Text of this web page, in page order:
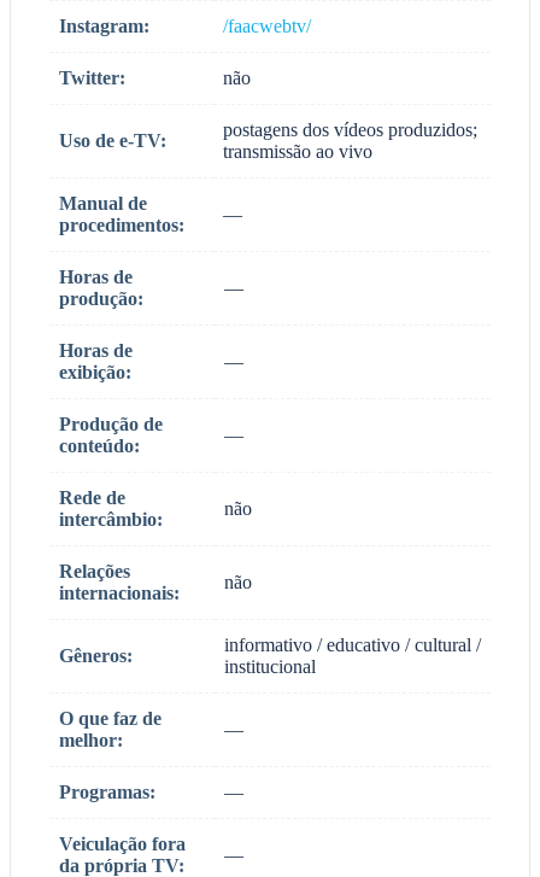
Instagram: /faacwebtv/
Twitter: não
Uso de e-TV:
postagens dos vídeos produzidos;
transmissão ao vivo
Manual de
procedimentos:
—
Horas de
produção:
—
Horas de
exibição:
—
Produção de
conteúdo:
—
Rede de
intercâmbio:
não
Relações
internacionais:
não
Gêneros:
informativo / educativo / cultural /
institucional
O que faz de
melhor:
—
Programas: —
Veiculação fora
da própria TV:
—